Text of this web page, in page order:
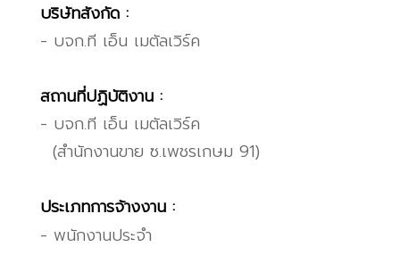
บริษัทสังกัด :
- บจก.ที เอ็น เมตัลเวิร์ค
สถานที่ปฏิบัติงาน :
- บจก.ที เอ็น เมตัลเวิร์ค
(สำนักงานขาย ซ.เพชรเกษม 91)
ประเภทการจ้างงาน :
- พนักงานประจำ